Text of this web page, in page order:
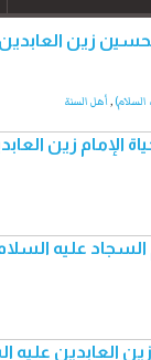
زين
السلام),أهل السنة
الإمام زين
عليه
العابدين عليه